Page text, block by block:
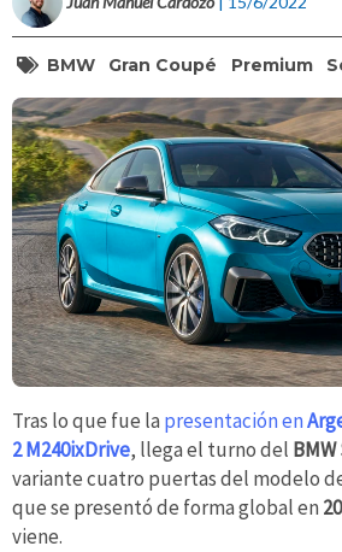
BMW Gran Coupé Premium
Tras lo que fue la presentación en
2 M240ixDrive, llega el turno del
variante cuatro puertas del modelo
que se presentó de forma global en
viene.